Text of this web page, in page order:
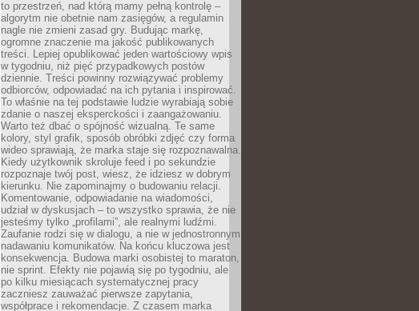
to przestrzeń, nad którą mamy pełną kontrolę –
algorytm nie obetnie nam zasięgów, a regulamin
nagle nie zmieni zasad gry. Budując markę,
ogromne znaczenie ma jakość publikowanych
treści. Lepiej opublikować jeden wartościowy wpis
w tygodniu, niż pięć przypadkowych postów
dziennie. Treści powinny rozwiązywać problemy
odbiorców, odpowiadać na ich pytania i inspirować.
To właśnie na tej podstawie ludzie wyrabiają sobie
zdanie o naszej eksperckości i zaangażowaniu.
Warto też dbać o spójność wizualną. Te same
kolory, styl grafik, sposób obróbki zdjęć czy forma
wideo sprawiają, że marka staje się rozpoznawalna.
Kiedy użytkownik skroluje feed i po sekundzie
rozpoznaje twój post, wiesz, że idziesz w dobrym
kierunku. Nie zapominajmy o budowaniu relacji.
Komentowanie, odpowiadanie na wiadomości,
udział w dyskusjach – to wszystko sprawia, że nie
jesteśmy tylko „profilami”, ale realnymi ludźmi.
Zaufanie rodzi się w dialogu, a nie w jednostronnym
nadawaniu komunikatów. Na końcu kluczowa jest
konsekwencja. Budowa marki osobistej to maraton,
nie sprint. Efekty nie pojawią się po tygodniu, ale
po kilku miesiącach systematycznej pracy
zaczniesz zauważać pierwsze zapytania,
współprace i rekomendacje. Z czasem marka